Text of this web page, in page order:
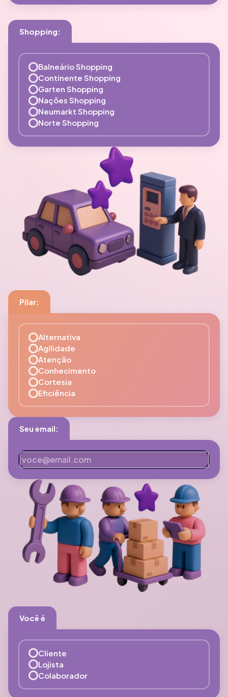
Shopping:
Balneário Shopping
Continente Shopping
Garten Shopping
Nações Shopping
Neumarkt Shopping
Norte Shopping
Pilar:
Alternativa
Agilidade
Atenção
Conhecimento
Cortesia
Eficiência
Seu email:
Você é
Cliente
Lojista
Colaborador